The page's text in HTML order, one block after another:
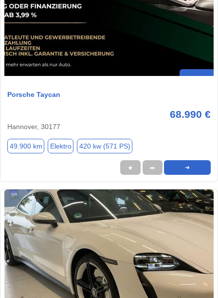
Porsche Taycan
68.990 €
Hannover, 30177
49.900 km Elektro 420 kw (571 PS)
★ ➦ ➜